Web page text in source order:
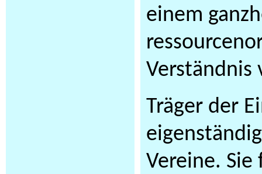
einem
Verständnis
Träger der
Vereine.